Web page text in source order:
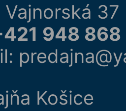
Vajnorská 37
948
Košice